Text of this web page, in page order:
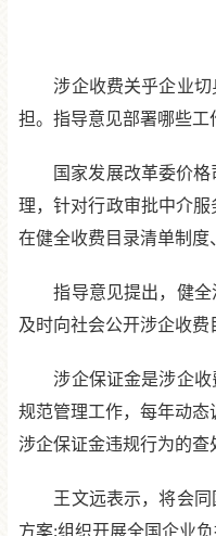
涉企收费关乎企业切身
担。指导意见部署哪些工
国家发展改革委价格司
理，针对行政审批中介
在健全收费目录清单制度
指导意见提出，健全涉
及时向社会公开涉企收
涉企保证金是涉企收费
规范管理工作，每年动
涉企保证金违规行为的查
王文远表示，将会同国
方案;组织开展全国企业